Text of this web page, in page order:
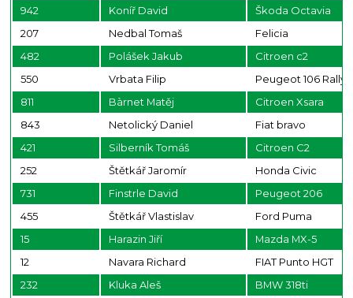
942
Koníř David
Škoda Octavia
207
Nedbal Tomaš
Felicia
482
Polášek Jakub
Citroen c2
550
Vrbata Filip
Peugeot 106 Rallye
811
Bàrnet Matěj
Citroen Xsara
843
Netolický Daniel
Fiat bravo
421
Silberník Tomáš
Citroen C2
252
Štětkář Jaromír
Honda Civic
731
Finstrle David
Peugeot 206
455
Štětkář Vlastislav
Ford Puma
15
Harazin Jiří
Mazda MX-5
12
Navara Richard
FIAT Punto HGT
232
Kluka Aleš BMW 318ti